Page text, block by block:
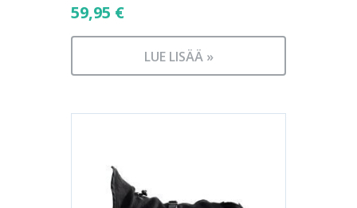
59,95 €
LUE LISÄÄ »